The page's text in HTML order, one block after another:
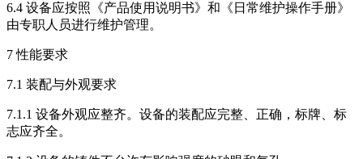
6.4 设备应按照《产品使用说明书》和《日常维护操作手册》
由专职人员进行维护管理。
7 性能要求
7.1 装配与外观要求
7.1.1 设备外观应整齐。设备的装配应完整、正确，标牌、标
志应齐全。